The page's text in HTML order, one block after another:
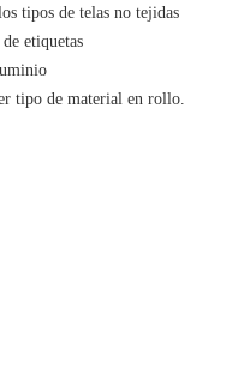
tipos de telas no tejidas
etiquetas
tipo de material en rollo.